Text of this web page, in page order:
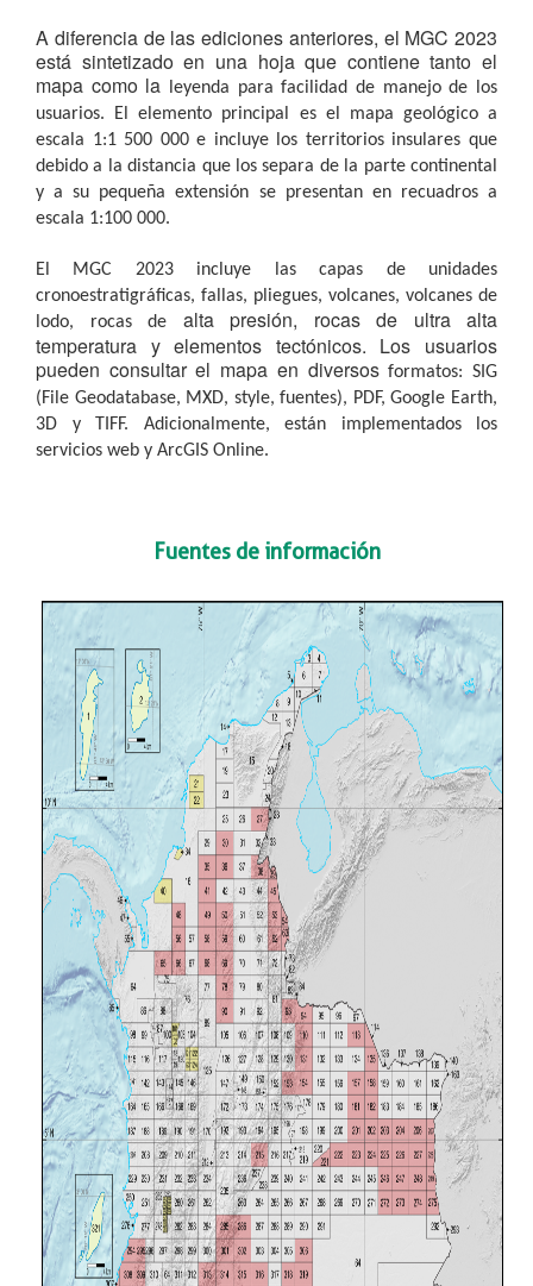
A diferencia de las ediciones anteriores, el MGC 2023
está sintetizado en una hoja que contiene tanto el
mapa como la
leyenda para facilidad de manejo de los
usuarios. El elemento principal es el mapa geológico a
escala 1:1 500 000 e incluye los territorios insulares que
debido a la distancia que los separa de la parte continental
y a su pequeña extensión se presentan en recuadros a
escala 1:100 000.
El MGC 2023 incluye las capas de unidades
cronoestratigráficas, fallas, pliegues, volcanes, volcanes de
lodo, rocas de alta presión, rocas de ultra alta
temperatura y elementos tectónicos. Los usuarios
pueden consultar el mapa en diversosformatos: SIG
(File Geodatabase, MXD, style, fuentes), PDF, Google Earth,
3D y TIFF. Adicionalmente, están implementados los
servicios web y ArcGIS Online.​
Fuentes de información